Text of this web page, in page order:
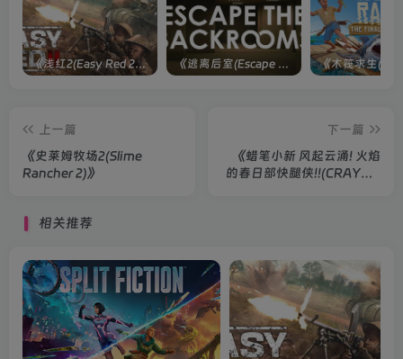
《浅红2(Easy Red 2)》[v1.5.0] 整合全部淞沪会战-南京保卫战等DLCs
上一篇
《史莱姆牧场2(Slime
Rancher 2)》
下一篇
《蜡笔小新 风起云涌! 火焰
的春日部快腿侠!!(CRAYON
相关推荐